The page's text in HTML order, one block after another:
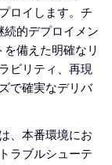
ロイします。チ
的デプロイメン
備えた明確なリ
ビリティ、再現
で確実なデリバ
、本番環境にお
ラブルシューテ